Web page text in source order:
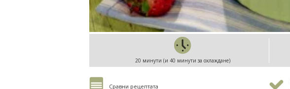
20 минути (и 40 минути за охлаждане)
Сравни рецептата